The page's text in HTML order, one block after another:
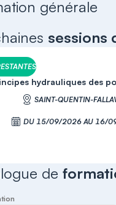
générale
sessions
hydrauliques des
SAINT-QUENTIN-
DU 15/09/2026 AU 16/
de